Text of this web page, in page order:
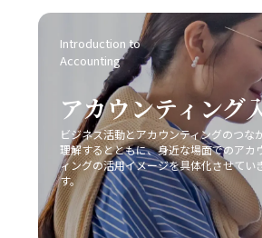
ション能力の向上に直結します。これに
噛み合わない状況を未然に防ぎ、また発
速かつ効果的に対処できる基盤を作るこ
す。最終的に、若手ビジネスマンにとっ
方的なコミュニケーションではなく、双
共有しあう姿勢です。今回ご紹介したポ
「仕事で話が噛み合わない人との対処法
取り入れることで、組織内の信頼関係の
の向上を実現できるでしょう。常に自己
ョンスキルを磨き、効果的な意思疎通を
ビジネスパーソンとしての成長に直結す
がどのような「場」か、つまり使用する
た戦略も大切です。対面での会議、電話
ンラインミーティングなど、ツールや場
ミュニケーションの方法が存在します。
の持つ特性や限界を理解し、状況に合わ
必要不可欠となります。こうした注意点
のコミュニケーション能力を継続的にブ
ていくことが、キャリアの成長に繋がるのです
本記事では、「ビジネスにおけるコミュ
力」における重要性と、その構成要素、
現場での実践方法と注意点について解説
ジネスにおいて、コミュニケーションは
フォン市場におけるモトローラの事例で
化に失敗し、急激な技術革新に乗り遅
を招きました。また、日産自動車は過度
により品質低下とブランドイメージの低
激戦区でのシェア確保に大きな課題を突
た。これらの事例は、レッドオーシャン
は、単なるコスト削減や市場模倣だけで
明確な差別化戦略と自社の独自性の追求
とを示しています。 レッドオーシャンとブルーオーシャン
の使い分け レッドオーシャン市場における戦略と対比し
て、ブルーオーシャン戦略は競争のない
を目指すアプローチです。ブルーオーシ
協力を仰ぐことも大切です。一人で抱え
切なサポートを受けながら、自己管理
とが求められます。このように、先延ば
なる行動パターンの問題を超えて、複雑
要因が絡み合っているため、多角的な視
要不可欠です。 ビジネス現場では、タス
る仕組みや、効率的なスケジュール管理
推奨されています。現代のITツールを活
ー機能やタイムマネジメントアプリを上
で、先延ばし癖を改善する一助となりま
したツールも万能ではなく、自身の内面
い、根本的な解決策を模索しなければ、
Introduction to
Accounting
アカウンティング
ビジネス活動とアカウンティングのつな
理解するとともに、身近な場面でのアカ
ィングの活用イメージを具体化させてい
す。